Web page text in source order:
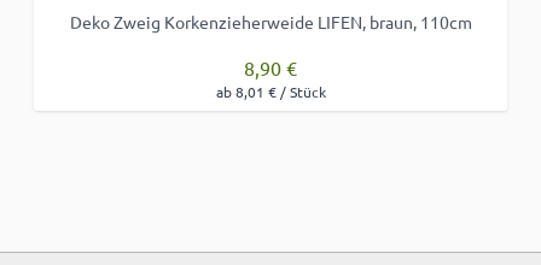
Deko Zweig Korkenzieherweide LIFEN, braun, 110cm
8,90 €
ab 8,01 € / Stück